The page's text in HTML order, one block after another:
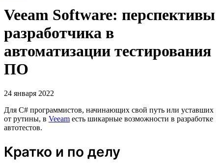
Veeam Software: перспективы
разработчика в
автоматизации тестирования
ПО
24 января 2022
Для C# программистов, начинающих свой путь или уставших
от рутины, в Veeam есть шикарные возможности в разработке
автотестов.
Кратко и по делу